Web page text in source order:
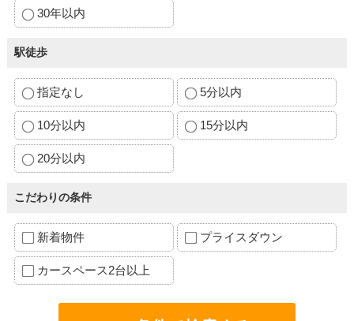
30年以内
駅徒歩
指定なし 5分以内
10分以内 15分以内
20分以内
こだわりの条件
新着物件 プライスダウン
カースペース2台以上